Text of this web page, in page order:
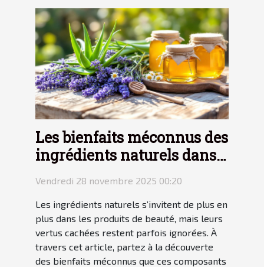
Les bienfaits méconnus des
ingrédients naturels dans
les cosmétiques ?
Vendredi 28 novembre 2025 00:20
Les ingrédients naturels s’invitent de plus en
plus dans les produits de beauté, mais leurs
vertus cachées restent parfois ignorées. À
travers cet article, partez à la découverte
des bienfaits méconnus que ces composants